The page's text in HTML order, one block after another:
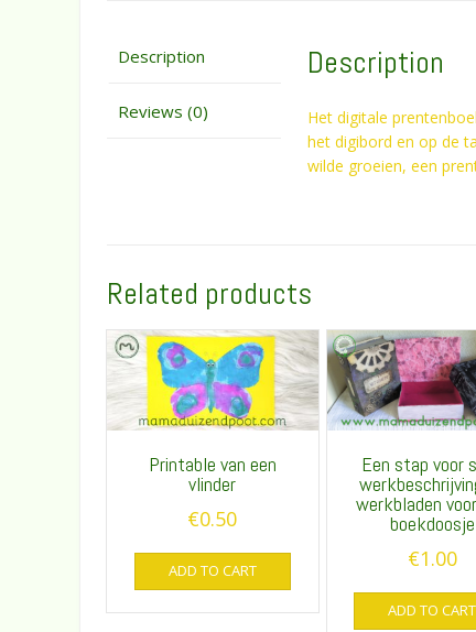
Description
Reviews (0)
Description
Het digitale
het digibord en op de
wilde groeien, een
Related products
Printable van een
vlinder
€0.50
ADD TO CART
Een stap voor
werkbladen
boekdoosje
€1.00
ADD TO CART